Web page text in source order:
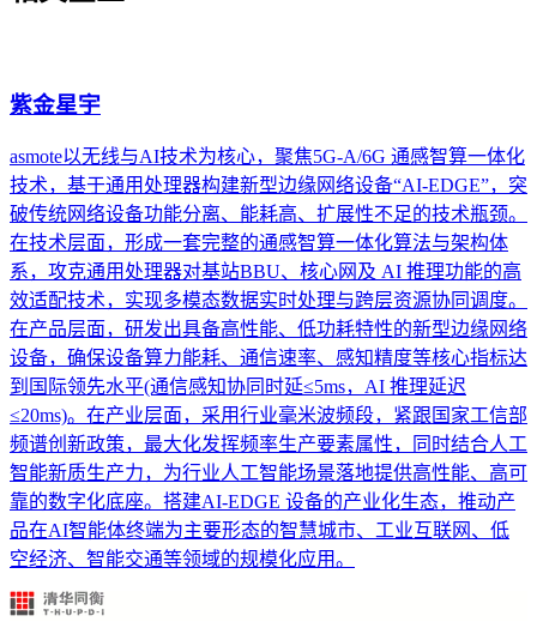
紫金星宇
asmote以无线与AI技术为核心，聚焦5G-A/6G 通感智算一体化
技术，基于通用处理器构建新型边缘网络设备“AI-EDGE”，突
破传统网络设备功能分离、能耗高、扩展性不足的技术瓶颈。
在技术层面，形成一套完整的通感智算一体化算法与架构体
系，攻克通用处理器对基站BBU、核心网及 AI 推理功能的高
效适配技术，实现多模态数据实时处理与跨层资源协同调度。
在产品层面，研发出具备高性能、低功耗特性的新型边缘网络
设备，确保设备算力能耗、通信速率、感知精度等核心指标达
到国际领先水平(通信感知协同时延≤5ms，AI 推理延迟
≤20ms)。在产业层面，采用行业毫米波频段，紧跟国家工信部
频谱创新政策，最大化发挥频率生产要素属性，同时结合人工
智能新质生产力，为行业人工智能场景落地提供高性能、高可
靠的数字化底座。搭建AI-EDGE 设备的产业化生态，推动产
品在AI智能体终端为主要形态的智慧城市、工业互联网、低
空经济、智能交通等领域的规模化应用。